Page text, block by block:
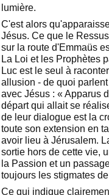
lumière.
C'est alors
Jésus. Ce que le
sur la route d'Emmaüs
La Loi et les Prophètes
Luc est le seul à
allusion - de quoi
avec Jésus : « Apparus
départ qui allait se
de leur dialogue est la
toute son extension en
avoir lieu à Jérusalem.
sortie hors de cette vie,
la Passion et un
toujours les stigmates
Ce qui indique